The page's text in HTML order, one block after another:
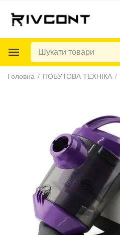
Головна / ПОБУТОВА ТЕХНІКА /